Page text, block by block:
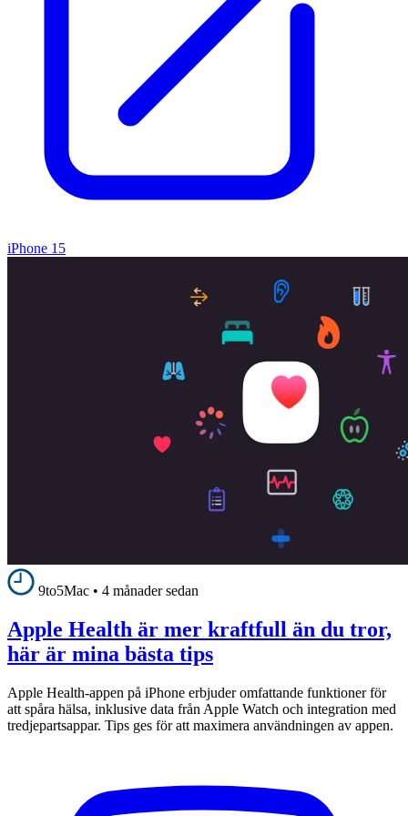
iPhone 15
9to5Mac • 4 månader sedan
Apple Health är mer kraftfull än du tror,
här är mina bästa tips
Apple Health-appen på iPhone erbjuder omfattande funktioner för
att spåra hälsa, inklusive data från Apple Watch och integration med
tredjepartsappar. Tips ges för att maximera användningen av appen.